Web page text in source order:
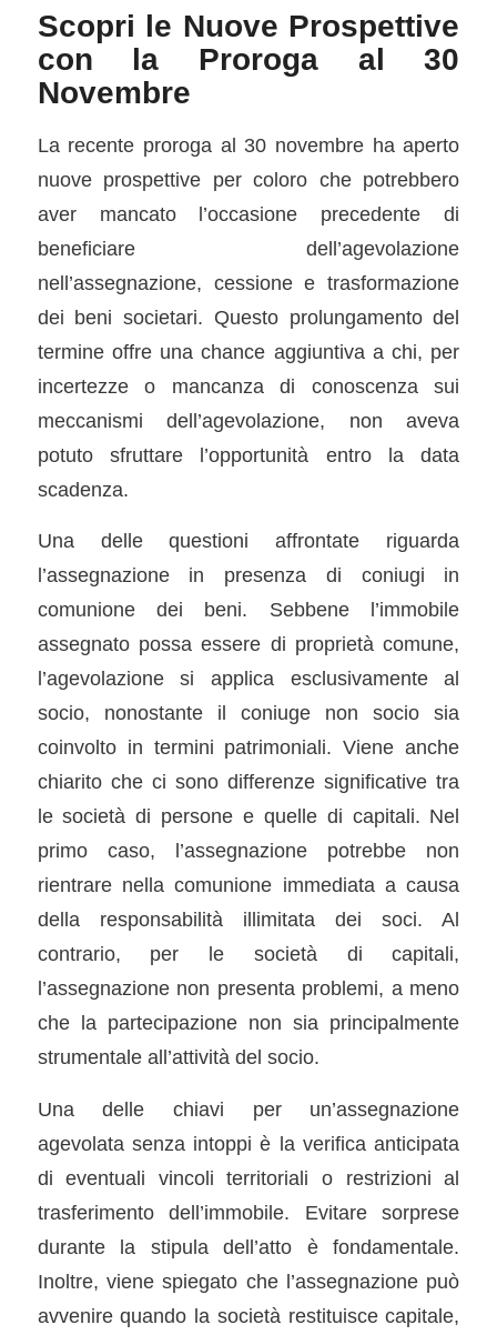
Scopri le Nuove Prospettive
con la Proroga al 30
Novembre
La recente proroga al 30 novembre ha aperto
nuove prospettive per coloro che potrebbero
aver mancato l’occasione precedente di
beneficiare dell’agevolazione
nell’assegnazione, cessione e trasformazione
dei beni societari. Questo prolungamento del
termine offre una chance aggiuntiva a chi, per
incertezze o mancanza di conoscenza sui
meccanismi dell’agevolazione, non aveva
potuto sfruttare l’opportunità entro la data
scadenza.
Una delle questioni affrontate riguarda
l’assegnazione in presenza di coniugi in
comunione dei beni. Sebbene l’immobile
assegnato possa essere di proprietà comune,
l’agevolazione si applica esclusivamente al
socio, nonostante il coniuge non socio sia
coinvolto in termini patrimoniali. Viene anche
chiarito che ci sono differenze significative tra
le società di persone e quelle di capitali. Nel
primo caso, l’assegnazione potrebbe non
rientrare nella comunione immediata a causa
della responsabilità illimitata dei soci. Al
contrario, per le società di capitali,
l’assegnazione non presenta problemi, a meno
che la partecipazione non sia principalmente
strumentale all’attività del socio.
Una delle chiavi per un’assegnazione
agevolata senza intoppi è la verifica anticipata
di eventuali vincoli territoriali o restrizioni al
trasferimento dell’immobile. Evitare sorprese
durante la stipula dell’atto è fondamentale.
Inoltre, viene spiegato che l’assegnazione può
avvenire quando la società restituisce capitale,